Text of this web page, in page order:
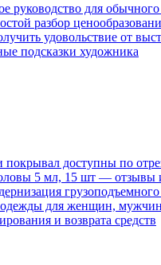
руководство для обычного
разбор
удовольствие от
подсказки художника
доступны по
5 мл, 15 шт — отзывы
для женщин,
и возврата средств